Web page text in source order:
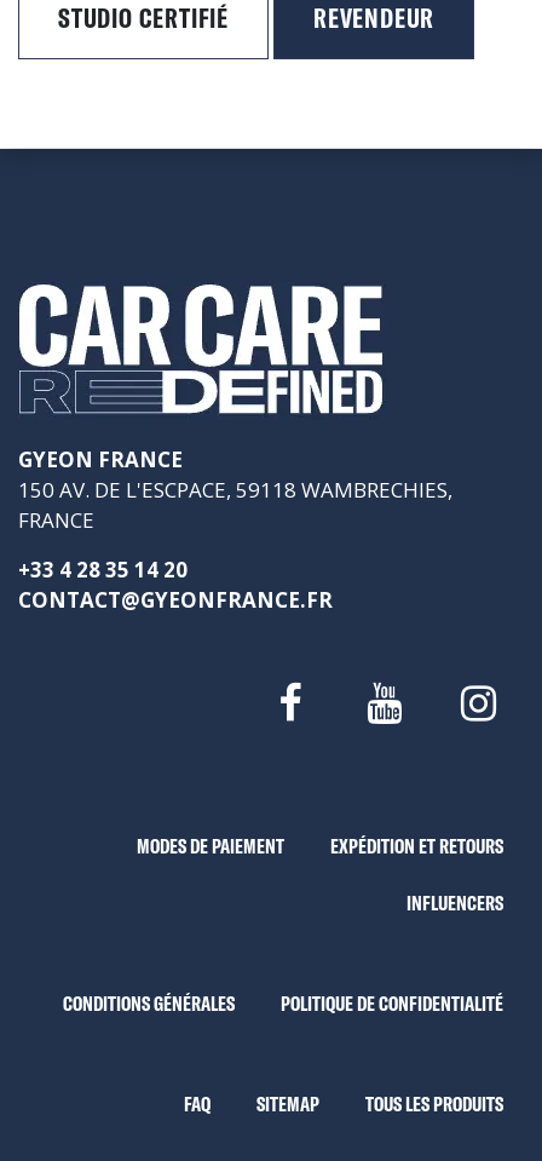
STUDIO CERTIFIÉ REVENDEUR
GYEON FRANCE
150 AV. DE L'ESCPACE, 59118 WAMBRECHIES,
FRANCE
+33 4 28 35 14 20
CONTACT@GYEONFRANCE.FR
MODES DE PAIEMENT EXPÉDITION ET RETOURS
INFLUENCERS
CONDITIONS GÉNÉRALES POLITIQUE DE CONFIDENTIALITÉ
FAQ SITEMAP TOUS LES PRODUITS